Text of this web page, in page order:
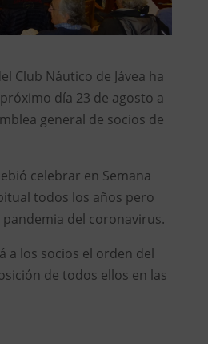
Club Náutico de Jávea ha
día 23 de agosto a
general de socios de
celebrar en Semana
todos los años pero
del coronavirus.
a los socios el orden del
de todos ellos en las